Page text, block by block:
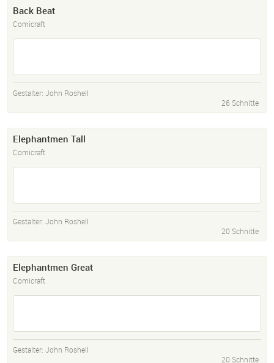
Back Beat
Comicraft
Gestalter: John Roshell
26 Schnitte
Elephantmen Tall
Comicraft
Gestalter: John Roshell
20 Schnitte
Elephantmen Great
Comicraft
Gestalter: John Roshell
20 Schnitte